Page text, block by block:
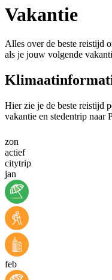
Vakantie
Alles over de beste reistijd
als je jouw volgende
Hier zie je de beste reistijd
vakantie en stedentrip naar
zon
actief
citytrip
jan
feb